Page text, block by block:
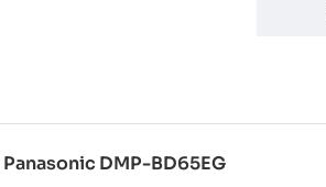
DMP-BD65EG